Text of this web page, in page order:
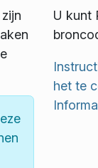
U kunt
het te